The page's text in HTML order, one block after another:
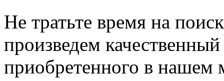
Не тратьте время на
произведем
приобретенного в нашем